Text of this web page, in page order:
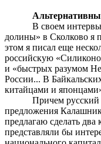
В своем
долины» в Сколково я
этом я писал еще
российскую
и «быстрых разумом
России... В
китайцами и
Причем
предложения
предлагаю сделать
представляли бы